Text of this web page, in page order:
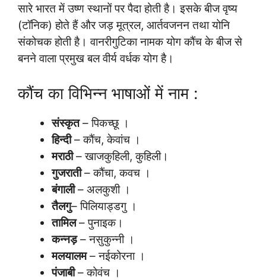
सारे भारत में उष्ण स्थानों पर पैदा होती है। इसके बीज वृष्य
(टॉनिक) होते हैं और जड़ मूत्रल, आर्तवजनन तथा योनि
संकोचक होती है। वानरीगुटिका नामक योग कौंच के बीज से
बनने वाला प्रमुख बल वीर्य वर्धक योग है।
कौंच का विभिन्न भाषाओं में नाम :
संस्कृत– पिकच्छू ।
हिन्दी– कौंच, केवांच ।
मराठी– खाजकुहिली, कुहिली।
गुजराती– कौंचा, कवच ।
बंगाली– अलकुशी ।
तैलगु– पिलियाड्डगु ।
तामिल– पुनाइक।
कन्नड़– नसुकुन्नी ।
मलयालम– नईकोरना ।
पंजाबी– कोवंच ।